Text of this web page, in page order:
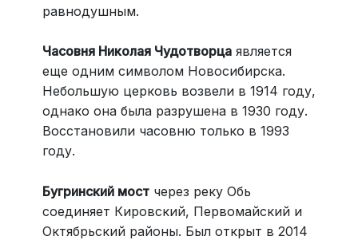
равнодушным.
Часовня Николая Чудотворцаявляется
еще одним символом Новосибирска.
Небольшую церковь возвели в 1914 году,
однако она была разрушена в 1930 году.
Восстановили часовню только в 1993
году.
Бугринский мостчерез реку Обь
соединяет Кировский, Первомайский и
Октябрьский районы. Был открыт в 2014